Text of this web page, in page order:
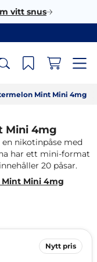
vitt snus
Mint Mini 4mg‎
Nytt pris
Mini 4mg
nikotinpåse med
har ett mini-format
20 påsar.
Mint Mini 4mg